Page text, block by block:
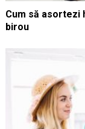
Cum să asortezi
birou